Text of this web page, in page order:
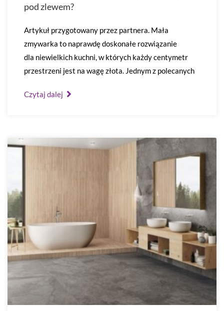
pod zlewem?
Artykuł przygotowany przez partnera. Mała
zmywarka to naprawdę doskonałe rozwiązanie
dla niewielkich kuchni, w których każdy centymetr
przestrzeni jest na wagę złota. Jednym z polecanych
Czytaj dalej